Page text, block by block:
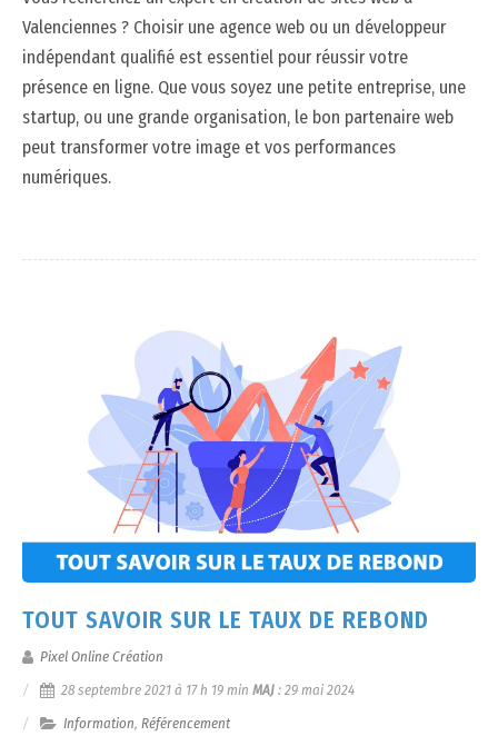
Valenciennes ? Choisir une agence web ou un développeur
indépendant qualifié est essentiel pour réussir votre
présence en ligne. Que vous soyez une petite entreprise, une
startup, ou une grande organisation, le bon partenaire web
peut transformer votre image et vos performances
numériques.
TOUT SAVOIR SUR LE TAUX DE REBOND
Pixel Online Création
28 septembre 2021 à 17 h 19 min MAJ : 29 mai 2024
Information, Référencement